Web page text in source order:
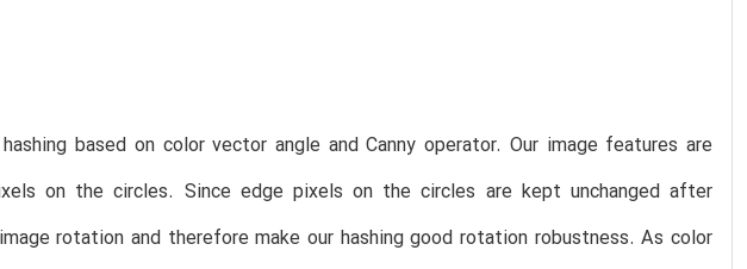
based on color vector angle and Canny operator. Our image features are
on the circles. Since edge pixels on the circles are kept unchanged after
rotation and therefore make our hashing good rotation robustness. As color